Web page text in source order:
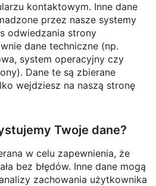
kontaktowym. Inne dane
przez nasze systemy
odwiedzania strony
dane techniczne (np.
system operacyjny czy
Dane te są zbierane
wejdziesz na naszą stronę
Twoje dane?
w celu zapewnienia, że
bez błędów. Inne dane mogą
zachowania użytkownika